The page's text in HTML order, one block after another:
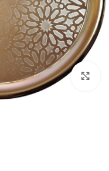
Click to enlarge